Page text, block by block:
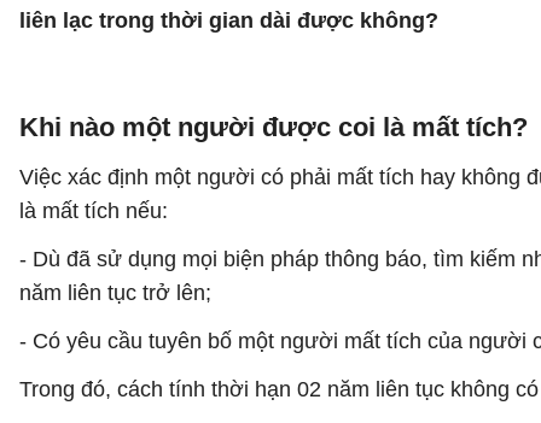
liên lạc trong thời gian dài được không?
Khi nào một người được coi là mất tích?
Việc xác định một người có phải mất tích hay không
là mất tích nếu:
- Dù đã sử dụng mọi biện pháp thông báo, tìm kiếm
năm liên tục trở lên;
- Có yêu cầu tuyên bố một người mất tích của người
Trong đó, cách tính thời hạn 02 năm liên tục không